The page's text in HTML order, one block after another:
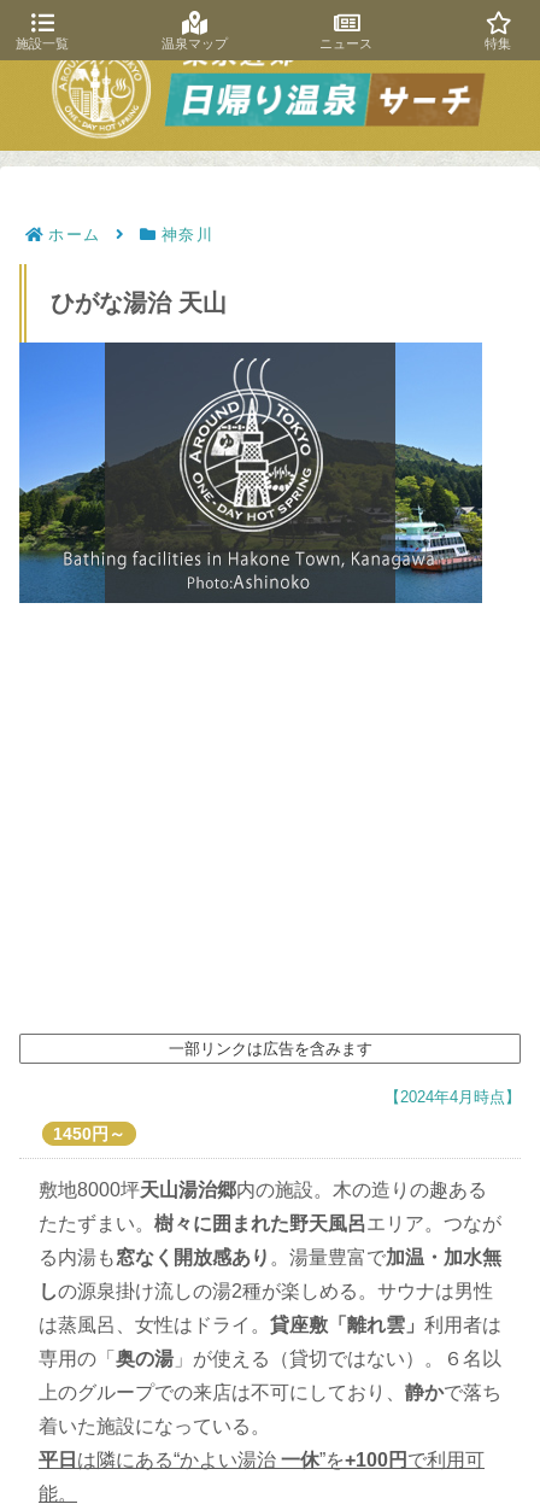
ホーム 神奈川
ひがな湯治 天山
一部リンクは広告を含みます
【2024年4月時点】
1450円～
敷地8000坪天山湯治郷内の施設。木の造りの趣ある
たたずまい。 樹々に囲まれた野天風呂エリア。つなが
る内湯も窓なく開放感あり 。湯量豊富で加温・加水無
しの源泉掛け流しの湯2種が楽しめる。サウナは男性
は蒸風呂、女性はドライ。 貸座敷「離れ雲」 利用者は
専用の「 奥の湯 」が使える（貸切ではない）。６名以
上のグループでの来店は不可にしており、 静かで落ち
着いた施設になっている。
平日 は隣にある“かよい湯治 一休”を+100円 で利用可
能。
施設一覧 温泉マップ ニュース 特集